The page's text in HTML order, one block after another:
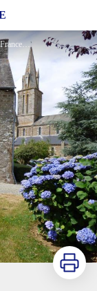
Gîtes de France Le Presbytère I - © Gites de France Orne
Imprimer